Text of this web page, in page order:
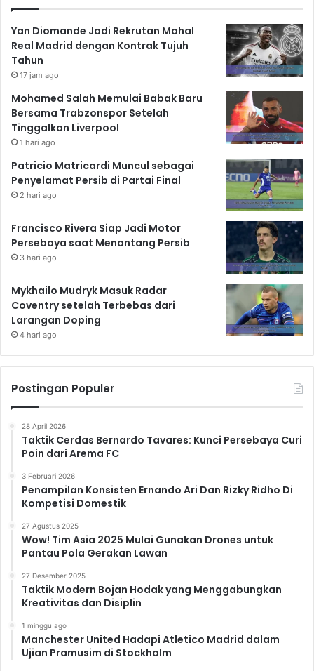
Yan Diomande Jadi Rekrutan Mahal
Real Madrid dengan Kontrak Tujuh
Tahun
17 jam ago
Mohamed Salah Memulai Babak Baru
Bersama Trabzonspor Setelah
Tinggalkan Liverpool
1 hari ago
Patricio Matricardi Muncul sebagai
Penyelamat Persib di Partai Final
2 hari ago
Francisco Rivera Siap Jadi Motor
Persebaya saat Menantang Persib
3 hari ago
Mykhailo Mudryk Masuk Radar
Coventry setelah Terbebas dari
Larangan Doping
4 hari ago
Postingan Populer
28 April 2026
Taktik Cerdas Bernardo Tavares: Kunci Persebaya Curi
Poin dari Arema FC
3 Februari 2026
Penampilan Konsisten Ernando Ari Dan Rizky Ridho Di
Kompetisi Domestik
27 Agustus 2025
Wow! Tim Asia 2025 Mulai Gunakan Drones untuk
Pantau Pola Gerakan Lawan
27 Desember 2025
Taktik Modern Bojan Hodak yang Menggabungkan
Kreativitas dan Disiplin
1 minggu ago
Manchester United Hadapi Atletico Madrid dalam
Ujian Pramusim di Stockholm